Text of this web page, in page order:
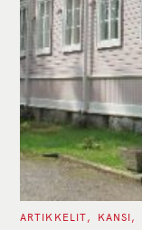
C
ARTIKKELIT KANSI